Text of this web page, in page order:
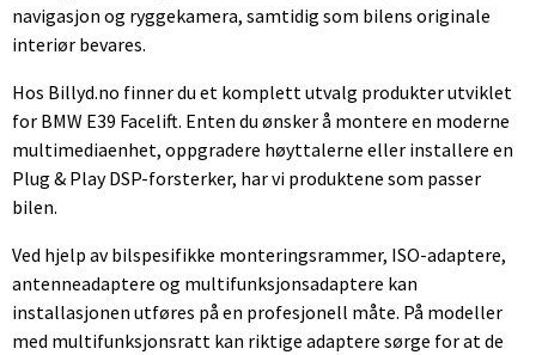
navigasjon og ryggekamera, samtidig som bilens originale
interiør bevares.
Hos Billyd.no finner du et komplett utvalg produkter utviklet
for BMW E39 Facelift. Enten du ønsker å montere en moderne
multimediaenhet, oppgradere høyttalerne eller installere en
Plug & Play DSP-forsterker, har vi produktene som passer
bilen.
Ved hjelp av bilspesifikke monteringsrammer, ISO-adaptere,
antenneadaptere og multifunksjonsadaptere kan
installasjonen utføres på en profesjonell måte. På modeller
med multifunksjonsratt kan riktige adaptere sørge for at de